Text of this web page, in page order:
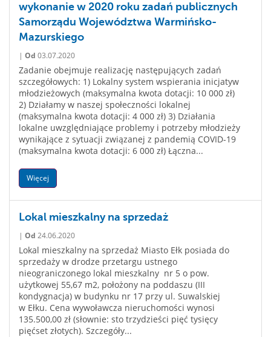
wykonanie w 2020 roku zadań publicznych
Samorządu Województwa Warmińsko-
Mazurskiego
| Od 03.07.2020
Zadanie obejmuje realizację następujących zadań
szczegółowych: 1) Lokalny system wspierania inicjatyw
młodzieżowych (maksymalna kwota dotacji: 10 000 zł)
2) Działamy w naszej społeczności lokalnej
(maksymalna kwota dotacji: 4 000 zł) 3) Działania
lokalne uwzględniające problemy i potrzeby młodzieży
wynikające z sytuacji związanej z pandemią COVID-19
(maksymalna kwota dotacji: 6 000 zł) Łączna...
Więcej
Lokal mieszkalny na sprzedaż
| Od 24.06.2020
Lokal mieszkalny na sprzedaż Miasto Ełk posiada do
sprzedaży w drodze przetargu ustnego
nieograniczonego lokal mieszkalny nr 5 o pow.
użytkowej 55,67 m2, położony na poddaszu (III
kondygnacja) w budynku nr 17 przy ul. Suwalskiej
w Ełku. Cena wywoławcza nieruchomości wynosi
135.500,00 zł (słownie: sto trzydzieści pięć tysięcy
pięćset złotych). Szczegóły...